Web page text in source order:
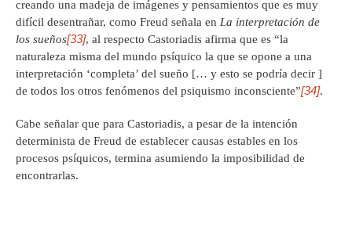
creando una madeja de imágenes y pensamientos que es muy
difícil desentrañar, como Freud señala en La interpretación de
los sueños[33], al respecto Castoriadis afirma que es “la
naturaleza misma del mundo psíquico la que se opone a una
interpretación ‘completa’ del sueño [… y esto se podría decir ]
de todos los otros fenómenos del psiquismo inconsciente”[34].
Cabe señalar que para Castoriadis, a pesar de la intención
determinista de Freud de establecer causas estables en los
procesos psíquicos, termina asumiendo la imposibilidad de
encontrarlas.